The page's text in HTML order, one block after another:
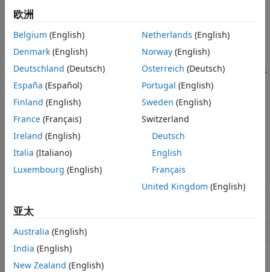
版本历史记录
另请参阅
设置
on(默认) | off
插入自动生成的描述模块代码的注释。在生成的文件中，注释位于
描述的生成代码之前。
隐藏注释。
推荐的设置
应用情形
On
可追溯性
效率
安全预警
欧洲
Belgium (English)
Denmark (English)
Deutschland (Deutsch)
España (Español)
Finland (English)
France (Français)
Ireland (English)
Italia (Italiano)
Luxembourg (English)
Netherlands (English)
Norway(English)
Österreich (Deutsch)
Portugal (English)
Sweden (English)
Switzerland
Deutsch
English
Français
United Kingdom (English)
亚太
Australia (English)
India (English)
New Zealand (English)